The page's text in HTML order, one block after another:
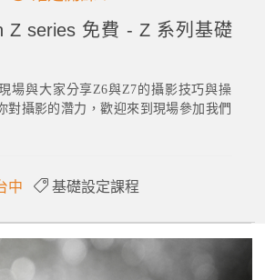
Z series 免費 - Z 系列基礎
場與大家分享Z6與Z7的攝影技巧與操
對攝影的濳力，歡迎來到現場參加我們
中 基礎設定課程